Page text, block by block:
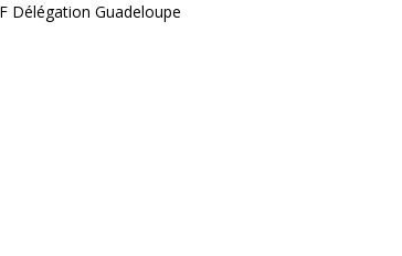
Délégation Guadeloupe